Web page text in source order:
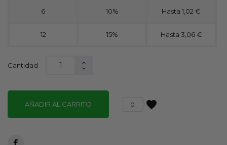
6 10% Hasta 1,02 €
12 15% Hasta 3,06 €
Cantidad
AÑADIR AL CARRITO favorite
0